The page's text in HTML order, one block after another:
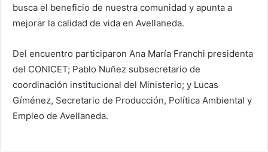
busca el beneficio de nuestra comunidad y apunta a
mejorar la calidad de vida en Avellaneda.
Del encuentro participaron Ana María Franchi presidenta
del CONICET; Pablo Nuñez subsecretario de
coordinación institucional del Ministerio; y Lucas
Gíménez, Secretario de Producción, Política Ambiental y
Empleo de Avellaneda.